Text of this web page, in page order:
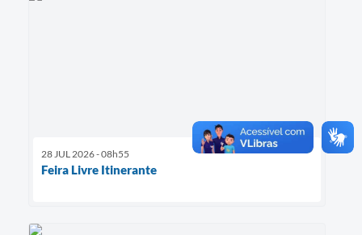
28 JUL 2026 - 08h55
Feira Livre Itinerante